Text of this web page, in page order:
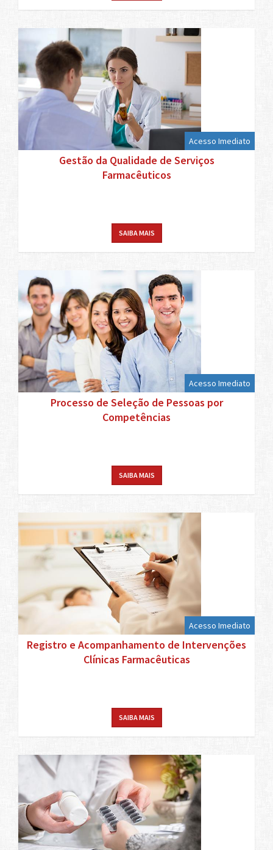
Acesso Imediato
Gestão da Qualidade de Serviços
Farmacêuticos
SAIBA MAIS
Acesso Imediato
Processo de Seleção de Pessoas por
Competências
SAIBA MAIS
Acesso Imediato
Registro e Acompanhamento de Intervenções
Clínicas Farmacêuticas
SAIBA MAIS